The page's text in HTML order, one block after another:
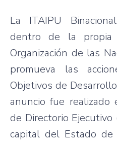
La ITAIPU
dentro de la propia
Organización de las
promueva las
Objetivos de
anuncio fue realizado
de Directorio Ejecutivo
capital del Estado